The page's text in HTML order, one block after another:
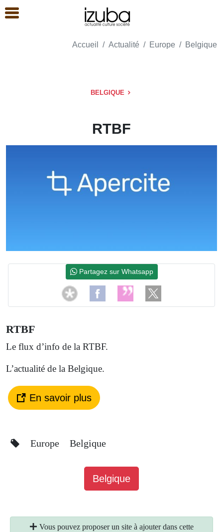
Accueil Actualité Europe Belgique
BELGIQUE
RTBF
RTBF
Le flux d’info de la RTBF.
L’actualité de la Belgique.
En savoir plus
Europe Belgique
Belgique
Partagez sur Whatsapp
Vous pouvez proposer un site à ajouter dans cette